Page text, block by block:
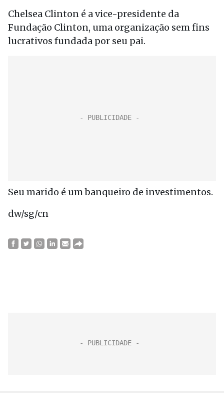
Chelsea Clinton é a vice-presidente da
Fundação Clinton, uma organização sem fins
lucrativos fundada por seu pai.
Seu marido é um banqueiro de investimentos.
dw/sg/cn